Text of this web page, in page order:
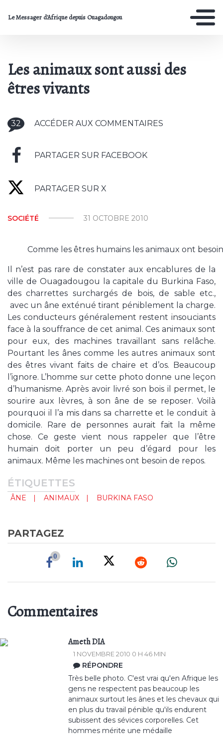
Le Messager d'Afrique depuis Ouagadougou
Les animaux sont aussi des
êtres vivants
32 ACCÉDER AUX COMMENTAIRES
PARTAGER SUR FACEBOOK
PARTAGER SUR X
SOCIÉTÉ 31 OCTOBRE 2010
Comme les êtres humains les animaux ont
Il n’est pas rare de constater aux encablures de la
ville de Ouagadougou la capitale du Burkina Faso,
des charrettes surchargés de bois, de sable etc.,
avec un âne exténué tirant péniblement la charge.
Les conducteurs généralement restent insouciants
face à la souffrance de cet animal. Ces animaux sont
pour eux, des machines travaillant sans relâche.
Pourtant les ânes comme les autres animaux sont
des êtres vivant faits de chaire et d’os. Beaucoup
l’ignore. L’homme sur cette photo donne une leçon
d’humanisme. Après avoir livré son bois il permet, le
sourire aux lèvres, à son âne de se reposer. Voilà
pourquoi il l’a mis dans sa charrette et le conduit à
domicile. Rare de personnes aurait fait la même
chose. Ce geste vient nous rappeler que l’être
humain doit porter un peu d’égard pour les
animaux. Même les machines ont besoin de repos.
ÉTIQUETTES
ÂNE ANIMAUX BURKINA FASO
PARTAGEZ
0
Commentaires
Ameth DIA
1 NOVEMBRE 2010 0 H 46 MIN
RÉPONDRE
Très belle photo. C'est vrai qu'en Afrique les
gens ne respectent pas beaucoup les
animaux surtout les ânes et les chevaux qui
en plus du travail pénible qu'ils endurent
subissent des sévices corporelles. Cet
hommes mérite une médaille